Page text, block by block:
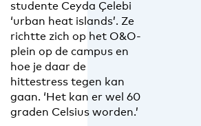
studente Ceyda Çelebi
‘urban heat islands’. Ze
richtte zich op het O&O-
plein op de campus en
hoe je daar de
hittestress tegen kan
gaan. ‘Het kan er wel 60
graden Celsius worden.’